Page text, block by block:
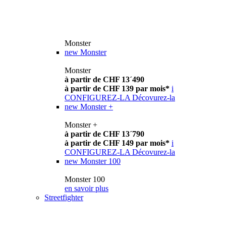
Monster
new Monster
Monster
à partir de CHF 13´490
à partir de CHF 139 par mois* i
CONFIGUREZ-LA Décovurez-la
new Monster +
Monster +
à partir de CHF 13´790
à partir de CHF 149 par mois* i
CONFIGUREZ-LA Décovurez-la
new Monster 100
Monster 100
en savoir plus
Streetfighter